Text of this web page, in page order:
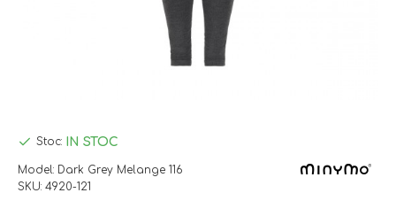
Stoc: IN STOC
Model: Dark Grey Melange 116
SKU: 4920-121